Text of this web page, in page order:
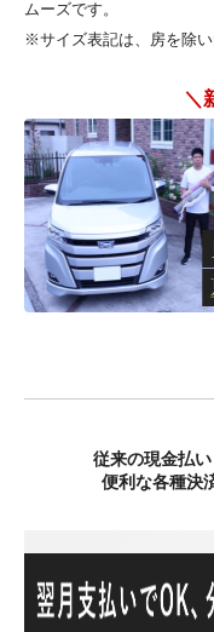
ムーズです。
※サイズ表記は、房を除い
＼
従来の現金払い
便利な各種決